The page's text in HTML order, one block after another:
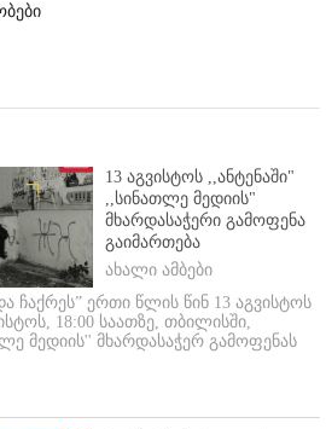
13 აგვისტოს ,,ანტენაში"
,,სინათლე მედიის"
მხარდასაჭერი გამოფენა
გაიმართება
ახალი ამბები
ჩაქრეს” ერთი წლის წინ 13 აგვისტოს
18:00 საათზე, თბილისში,
მედიის'' მხარდასაჭერ გამოფენას